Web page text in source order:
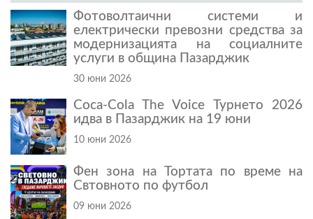
Фотоволтаични системи и
електрически превозни средства за
модернизацията на социалните
услуги в община Пазарджик
30 юни 2026
Coca-Cola The Voice Турнето 2026
идва в Пазарджик на 19 юни
10 юни 2026
Фен зона на Тортата по време на
Свтовното по футбол
09 юни 2026